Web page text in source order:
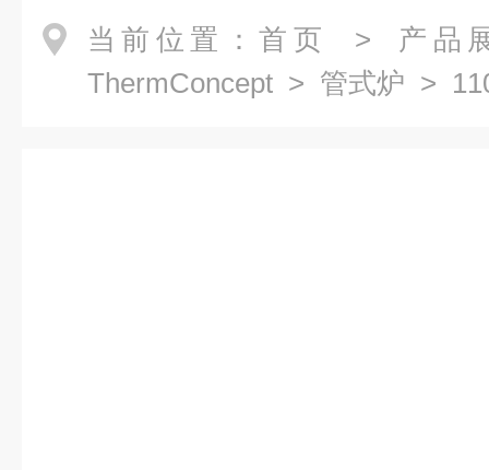
当前位置： 首页 > 产品
ThermConcept > 管式炉 >